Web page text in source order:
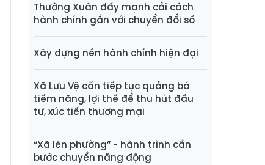
Thường Xuân đẩy mạnh cải cách
hành chính gắn với chuyển đổi số
Xây dựng nền hành chính hiện đại
Xã Lưu Vệ cần tiếp tục quảng bá
tiềm năng, lợi thế để thu hút đầu
tư, xúc tiến thương mại
“Xã lên phường” - hành trình cần
bước chuyển năng động